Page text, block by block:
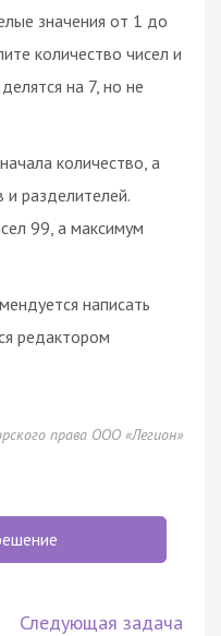
значения от 1 до
количество чисел и
на 7, но не
количество, а
разделителей.
99, а максимум
написать
редактором
права ООО «Легион»
Следующая задача